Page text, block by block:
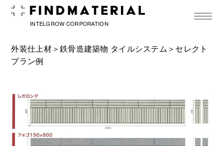
INTELGROW CORPORATION
toggle
外装仕上材＞鉄骨造建築物 タイルシステム ＞セレクト
プラン例